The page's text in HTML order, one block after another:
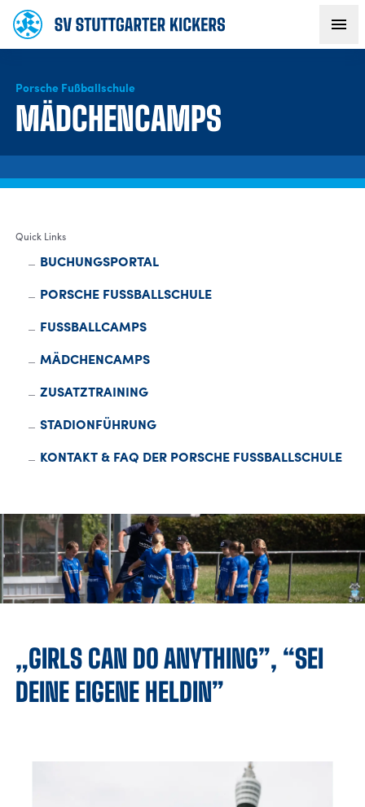
AKTUELLES
FANS
NACHWUCHS
TICKETS
Präsentiert von
Porsche Fußballschule
MÄDCHENCAMPS
Quick Links
BUCHUNGSPORTAL
PORSCHE FUSSBALLSCHULE
FUSSBALLCAMPS
MÄDCHENCAMPS
ZUSATZTRAINING
STADIONFÜHRUNG
KONTAKT & FAQ DER PORSCHE FUSSBALLSCHULE
„GIRLS CAN DO ANYTHING”, “SEI
DEINE EIGENE HELDIN”